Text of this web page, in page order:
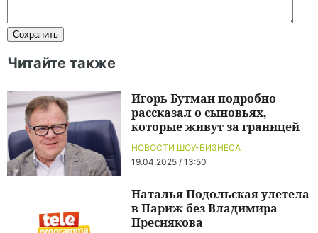
Читайте также
НОВОСТИ ШОУ-БИЗНЕСА
19.04.2025 / 13:50
Игорь Бутман подробно
рассказал о сыновьях,
которые живут за границей
Наталья Подольская улетела
в Париж без Владимира
Преснякова